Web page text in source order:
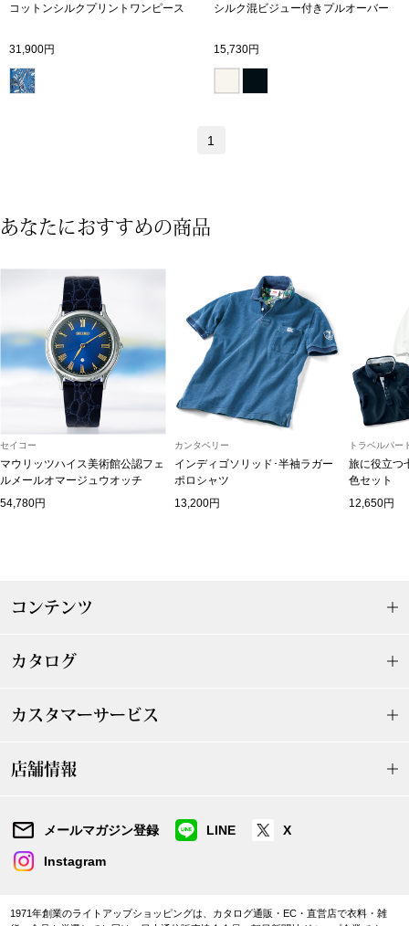
ウオッチ／ア
ブローチ
その他
ファッション
サングラス／
コットンシルクプリントワンピース
31,900円
シルク混ビジュー付きプルオーバー
15,730円
1
あなたにおすすめの商品
セイコー
マウリッツハイス美術館公認フェ
ルメールオマージュウオッチ
54,780円
カンタベリー
インディゴソリッド･半袖ラガー
ポロシャツ
13,200円
トラベルパー
旅に役立つ
色セット
12,650円
コンテンツ
カタログ
カスタマーサービス
店舗情報
メールマガジン登録 LINE X
Instagram
1971年創業のライトアップショッピングは、カタログ通販・EC・直営店で衣料・雑